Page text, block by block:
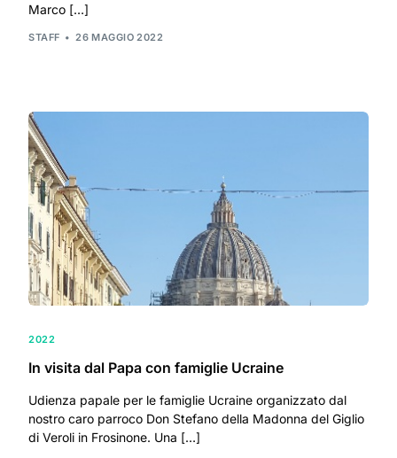
Marco […]
STAFF 26 MAGGIO 2022
2022
In visita dal Papa con famiglie Ucraine
Udienza papale per le famiglie Ucraine organizzato dal
nostro caro parroco Don Stefano della Madonna del Giglio
di Veroli in Frosinone. Una […]